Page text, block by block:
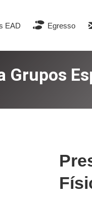
EAD Egresso
Grupos